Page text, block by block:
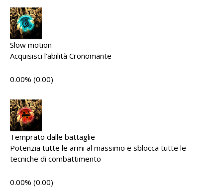
Slow motion
Acquisisci l’abilità Cronomante
0.00% (0.00)
Temprato dalle battaglie
Potenzia tutte le armi al massimo e sblocca tutte le
tecniche di combattimento
0.00% (0.00)